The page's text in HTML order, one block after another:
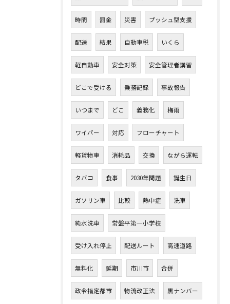
時間 罰金 災害 プッシュ型支援
配送 結果 自動車税 いくら
軽自動車 安全対策 安全管理者講習
どこで受ける 乗務記録 事故報告
いつまで どこ 義務化 梅雨
ワイパー 対応 フローチャート
軽貨物車 消耗品 交換 ながら運転
タバコ 食事 2030年問題 誕生日
ガソリン車 比較 熱中症 洗車
純水洗車 常盤平第一小学校
受け入れ停止 配送ルート 高速道路
無料化 延期 市川市 合併
政令指定都市 物流改正法 黒ナンバー